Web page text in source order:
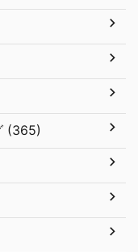
(365)